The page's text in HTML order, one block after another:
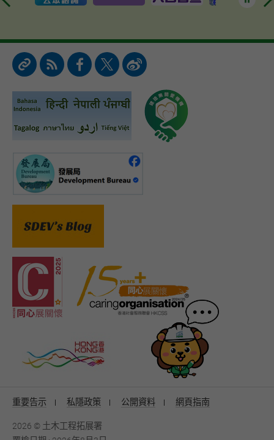
重要告示 私隱政策 公開資料 網頁指南
2026 © 土木工程拓展署